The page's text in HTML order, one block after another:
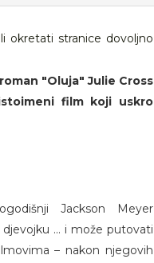
okretati stranice dovoljno
"Oluja" Julie Cross
film koji uskro
Jackson Meyer
... i može putovati
– nakon njegovih